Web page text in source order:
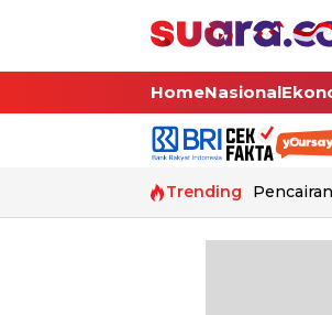
HomeNasional
Trending